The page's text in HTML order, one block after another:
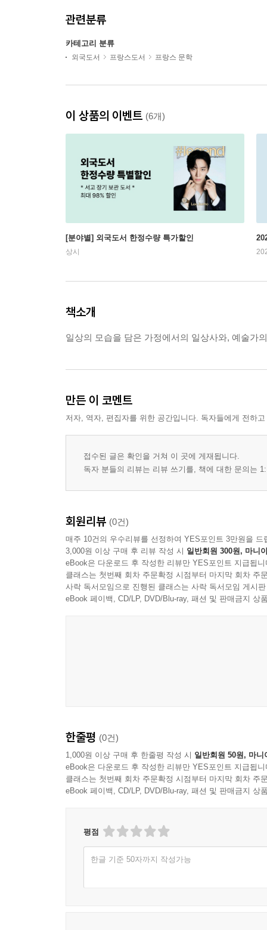
관련분류
카테고리 분류
외국도서 프랑스도서 프랑스 문학
이 상품의 이벤트 (6개)
[분야별] 외국도서 한정수량 특가할인
상시
책소개
일상의 모습을 담은 가정에서의 일상사와, 예술가
만든 이 코멘트
저자, 역자, 편집자를 위한 공간입니다. 독자들에게 전하
접수된 글은 확인을 거쳐 이 곳에 게재됩니다.
독자 분들의 리뷰는 리뷰 쓰기를, 책에 대한 문의는
회원리뷰 (0건)
매주 10건의 우수리뷰를 선정하여 YES포인트 3만원을 드
3,000원 이상 구매 후 리뷰 작성 시 일반회원 300원, 마니
eBook은 다운로드 후 작성한 리뷰만 YES포인트 지급됩니
클래스는 첫번째 회차 주문확정 시점부터 마지막 회차 주
사락 독서모임으로 진행된 클래스는 사락 독서모임 게시
eBook 페이백, CD/LP, DVD/Blu-ray, 패션 및 판매금지 상
한줄평 (0건)
1,000원 이상 구매 후 한줄평 작성 시 일반회원 50원, 마니
eBook은 다운로드 후 작성한 리뷰만 YES포인트 지급됩니
클래스는 첫번째 회차 주문확정 시점부터 마지막 회차 주
eBook 페이백, CD/LP, DVD/Blu-ray, 패션 및 판매금지 상
평점
한글 기준 50자까지 작성가능